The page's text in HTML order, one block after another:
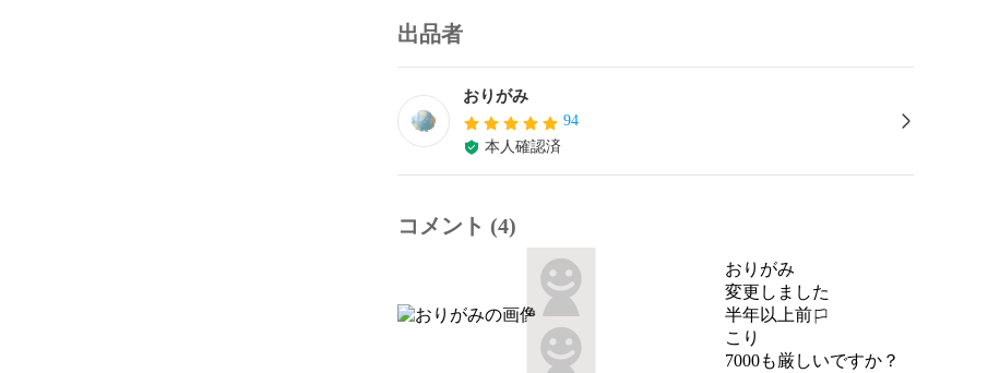
出品者
おりがみ
94
本人確認済
コメント (4)
おりがみ
変更しました
半年以上前
報告する
こり
7000も厳しいですか？